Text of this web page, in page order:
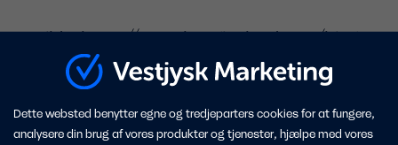
Kilde: https://searchengineland.com/bing-
webmaster-tools-updates-ai-reporting-
with-intents-topics-citation-share-and-
compare-480277
Dette websted benytter egne og tredjeparters cookies for at fungere,
analysere din brug af vores produkter og tjenester, hjælpe med vores